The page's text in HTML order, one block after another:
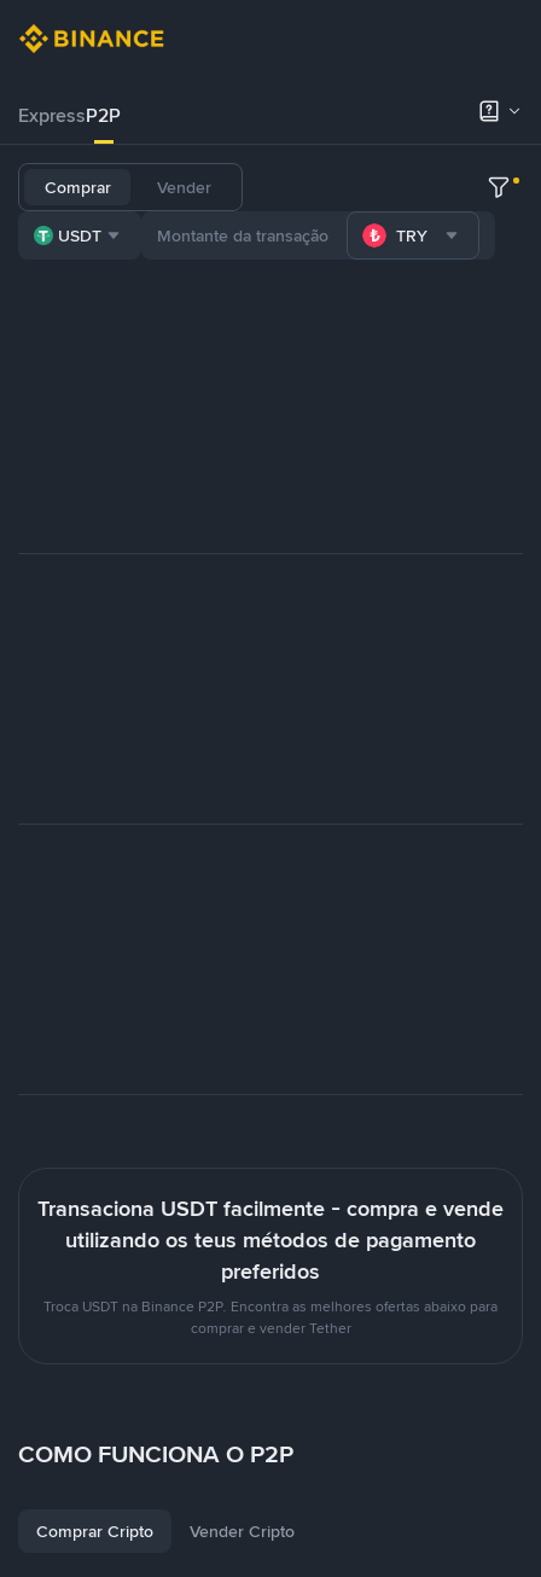
ExpressP2P
Comprar Vender
USDT TRY
Transaciona USDT facilmente - compra e vende
utilizando os teus métodos de pagamento
preferidos
Troca USDT na Binance P2P. Encontra as melhores ofertas abaixo para
comprar e vender Tether
COMO FUNCIONA O P2P
Comprar Cripto Vender Cripto